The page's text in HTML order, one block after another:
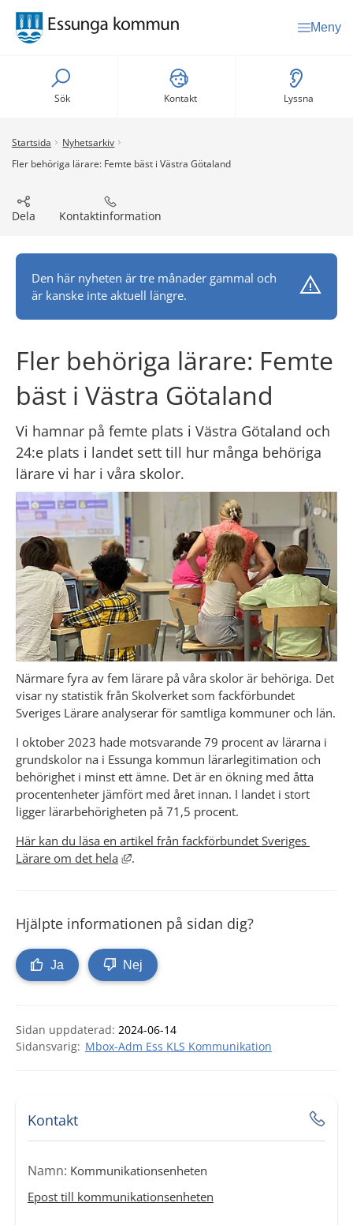
Meny
Sök Kontakt Lyssna
Startsida
Nyhetsarkiv
Fler behöriga lärare: Femte bäst i Västra Götaland
Dela Kontaktinformation
Den här nyheten är tre månader gammal och
är kanske inte aktuell längre.
Fler behöriga lärare: Femte
bäst i Västra Götaland
Vi hamnar på femte plats i Västra Götaland och
24:e plats i landet sett till hur många behöriga
lärare vi har i våra skolor.
Närmare fyra av fem lärare på våra skolor är behöriga. Det
visar ny statistik från Skolverket som fackförbundet
I oktober 2023 hade motsvarande 79 procent av lärarna​​ i
grundskolor na i Essunga kommun lärarlegitimation och
behörighet i minst ett ämne. Det är en ökning med åtta
procentenheter jämfört med året innan. I landet i stort
ligger lärarbehörigheten på 71,5 procent.
Här kan du läsa en artikel från fackförbundet Sveriges
Lärare om det hela
Länk till annan webbplats, öppnas i nytt
.
Hjälpte informationen på sidan dig?
Ja Nej
Sidan uppdaterad: 2024-06-14
Mbox-Adm Ess KLS Kommunikation
Kontakt
Namn: Kommunikationsenheten
Epost till kommunikationsenheten